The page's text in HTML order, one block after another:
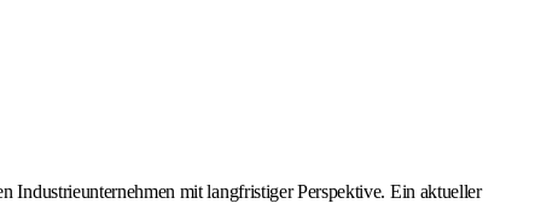
mit langfristiger Perspektive. Ein aktueller